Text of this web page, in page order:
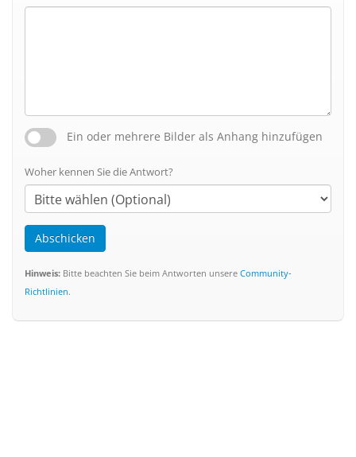
Ein oder mehrere Bilder als Anhang hinzufügen
Woher kennen Sie die Antwort?
Abschicken
Hinweis: Bitte beachten Sie beim Antworten unsere Community-
Richtlinien.